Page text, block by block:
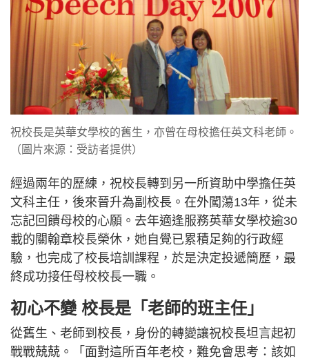
祝校長是英華女學校的舊生，亦曾在母校擔任英文科老師。
（圖片來源：受訪者提供）
經過兩年的歷練，祝校長轉到另一所資助中學擔任英
文科主任，後來晉升為副校長。在外闖蕩13年，從未
忘記回饋母校的心願。去年適逢服務英華女學校逾30
載的關翰章校長榮休，她自覺已累積足夠的行政經
驗，也完成了校長培訓課程，於是決定投遞簡歷，最
終成功接任母校校長一職。
初心不變 校長是「老師的班主任」
從舊生、老師到校長，身份的轉變讓祝校長坦言起初
戰戰兢兢。「面對這所百年老校，難免會思考：該如